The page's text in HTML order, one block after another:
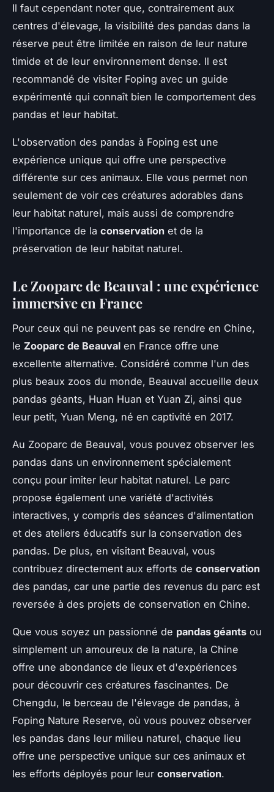
Il faut cependant noter que, contrairement aux
centres d'élevage, la visibilité des pandas dans la
réserve peut être limitée en raison de leur nature
timide et de leur environnement dense. Il est
recommandé de visiter Foping avec un guide
expérimenté qui connaît bien le comportement des
pandas et leur habitat.
L'observation des pandas à Foping est une
expérience unique qui offre une perspective
différente sur ces animaux. Elle vous permet non
seulement de voir ces créatures adorables dans
leur habitat naturel, mais aussi de comprendre
l'importance de la conservation et de la
préservation de leur habitat naturel.
Le Zooparc de Beauval : une expérience
immersive en France
Pour ceux qui ne peuvent pas se rendre en Chine,
le Zooparc de Beauval en France offre une
excellente alternative. Considéré comme l'un des
plus beaux zoos du monde, Beauval accueille deux
pandas géants, Huan Huan et Yuan Zi, ainsi que
leur petit, Yuan Meng, né en captivité en 2017.
Au Zooparc de Beauval, vous pouvez observer les
pandas dans un environnement spécialement
conçu pour imiter leur habitat naturel. Le parc
propose également une variété d'activités
interactives, y compris des séances d'alimentation
et des ateliers éducatifs sur la conservation des
pandas. De plus, en visitant Beauval, vous
contribuez directement aux efforts de conservation
des pandas, car une partie des revenus du parc est
reversée à des projets de conservation en Chine.
Que vous soyez un passionné de pandas géants ou
simplement un amoureux de la nature, la Chine
offre une abondance de lieux et d'expériences
pour découvrir ces créatures fascinantes. De
Chengdu, le berceau de l'élevage de pandas, à
Foping Nature Reserve, où vous pouvez observer
les pandas dans leur milieu naturel, chaque lieu
offre une perspective unique sur ces animaux et
les efforts déployés pour leur conservation.